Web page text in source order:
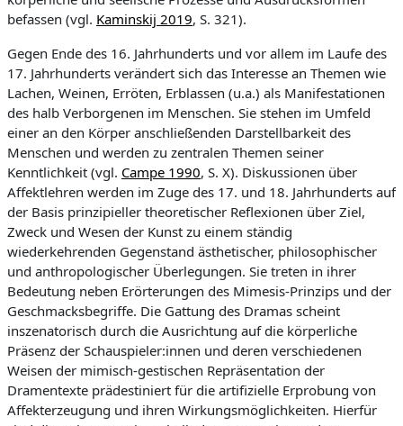
befassen (vgl. Kaminskij 2019, S. 321).
Gegen Ende des 16. Jahrhunderts und vor allem im Laufe des
17. Jahrhunderts verändert sich das Interesse an Themen wie
Lachen, Weinen, Erröten, Erblassen (u.a.) als Manifestationen
des halb Verborgenen im Menschen. Sie stehen im Umfeld
einer an den Körper anschließenden Darstellbarkeit des
Menschen und werden zu zentralen Themen seiner
Kenntlichkeit (vgl. Campe 1990, S. X). Diskussionen über
Affektlehren werden im Zuge des 17. und 18. Jahrhunderts auf
der Basis prinzipieller theoretischer Reflexionen über Ziel,
Zweck und Wesen der Kunst zu einem ständig
wiederkehrenden Gegenstand ästhetischer, philosophischer
und anthropologischer Überlegungen. Sie treten in ihrer
Bedeutung neben Erörterungen des Mimesis-Prinzips und der
Geschmacksbegriffe. Die Gattung des Dramas scheint
inszenatorisch durch die Ausrichtung auf die körperliche
Präsenz der Schauspieler:innen und deren verschiedenen
Weisen der mimisch-gestischen Repräsentation der
Dramentexte prädestiniert für die artifizielle Erprobung von
Affekterzeugung und ihren Wirkungsmöglichkeiten. Hierfür